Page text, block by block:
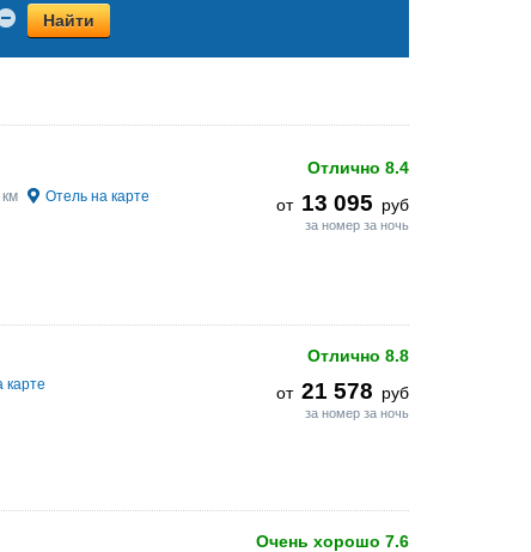
Найти
Отлично 8.4
от 13 095 руб
за номер за ночь
Отель на карте
Отлично 8.8
от 21 578 руб
за номер за ночь
карте
Очень хорошо 7.6